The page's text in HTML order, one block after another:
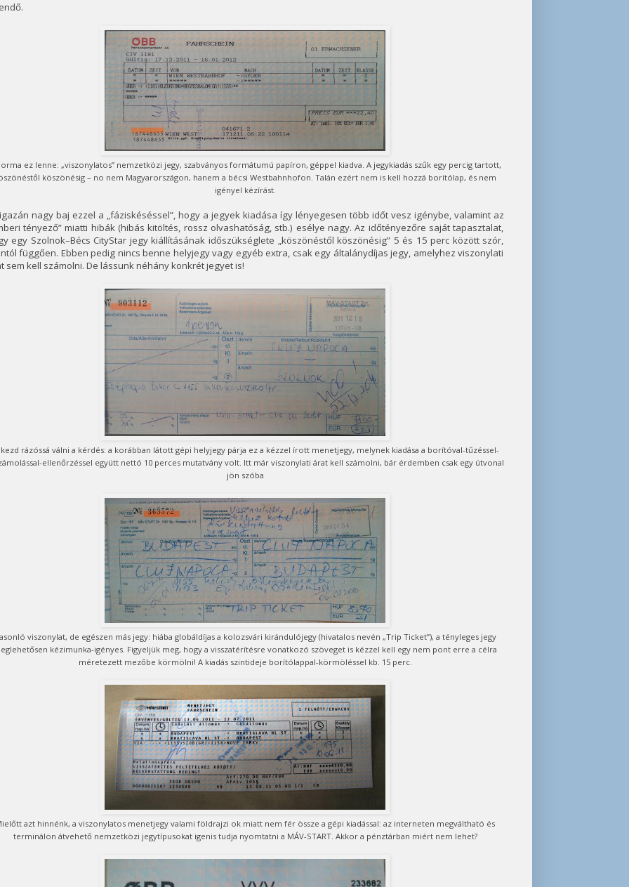
ez lenne: „viszonylatos” nemzetközi jegy, szabványos formátumú papíron, géppel kiadva. A jegykiadás szűk egy percig tartott,
köszönésig – no nem Magyarországon, hanem a bécsi Westbahnhofon. Talán ezért nem is kell hozzá borítólap, és nem
igényel kézírást.
nagy baj ezzel a „fáziskéséssel”, hogy a jegyek kiadása így lényegesen több időt vesz igénybe, valamint az
tényező” miatti hibák (hibás kitöltés, rossz olvashatóság, stb.) esélye nagy. Az időtényezőre saját tapasztalat,
egy Szolnok–Bécs CityStar jegy kiállításának időszükséglete „köszönéstől köszönésig” 5 és 15 perc között szór,
függően. Ebben pedig nincs benne helyjegy vagy egyéb extra, csak egy általánydíjas jegy, amelyhez viszonylati
sem kell számolni. De lássunk néhány konkrét jegyet is!
rázóssá válni a kérdés: a korábban látott gépi helyjegy párja ez a kézzel írott menetjegy, melynek kiadása a borítóval-tűzéssel-
ellenőrzéssel együtt nettó 10 perces mutatvány volt. Itt már viszonylati árat kell számolni, bár érdemben csak egy útvonal
jön szóba
viszonylat, de egészen más jegy: hiába globáldíjas a kolozsvári kirándulójegy (hivatalos nevén „Trip Ticket”), a tényleges jegy
kézimunka-igényes. Figyeljük meg, hogy a visszatérítésre vonatkozó szöveget is kézzel kell egy nem pont erre a célra
méretezett mezőbe körmölni! A kiadás szintideje borítólappal-körmöléssel kb. 15 perc.
azt hinnénk, a viszonylatos menetjegy valami földrajzi ok miatt nem fér össze a gépi kiadással: az interneten megváltható és
terminálon átvehető nemzetközi jegytípusokat igenis tudja nyomtatni a MÁV-START. Akkor a pénztárban miért nem lehet?